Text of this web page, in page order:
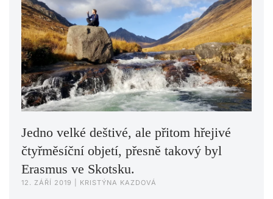
Jedno velké deštivé, ale přitom hřejivé
čtyřměsíční objetí, přesně takový byl
Erasmus ve Skotsku.
12. ZÁŘÍ 2019 | KRISTÝNA KAZDOVÁ